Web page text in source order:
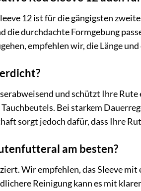
12 ist für die gängigsten
die durchdachte Formgebung
empfehlen wir, die Länge
und schützt Ihre
Bei starkem
sorgt jedoch dafür, dass Ihre
am besten?
Wir empfehlen, das Sleeve
Reinigung kann es mit